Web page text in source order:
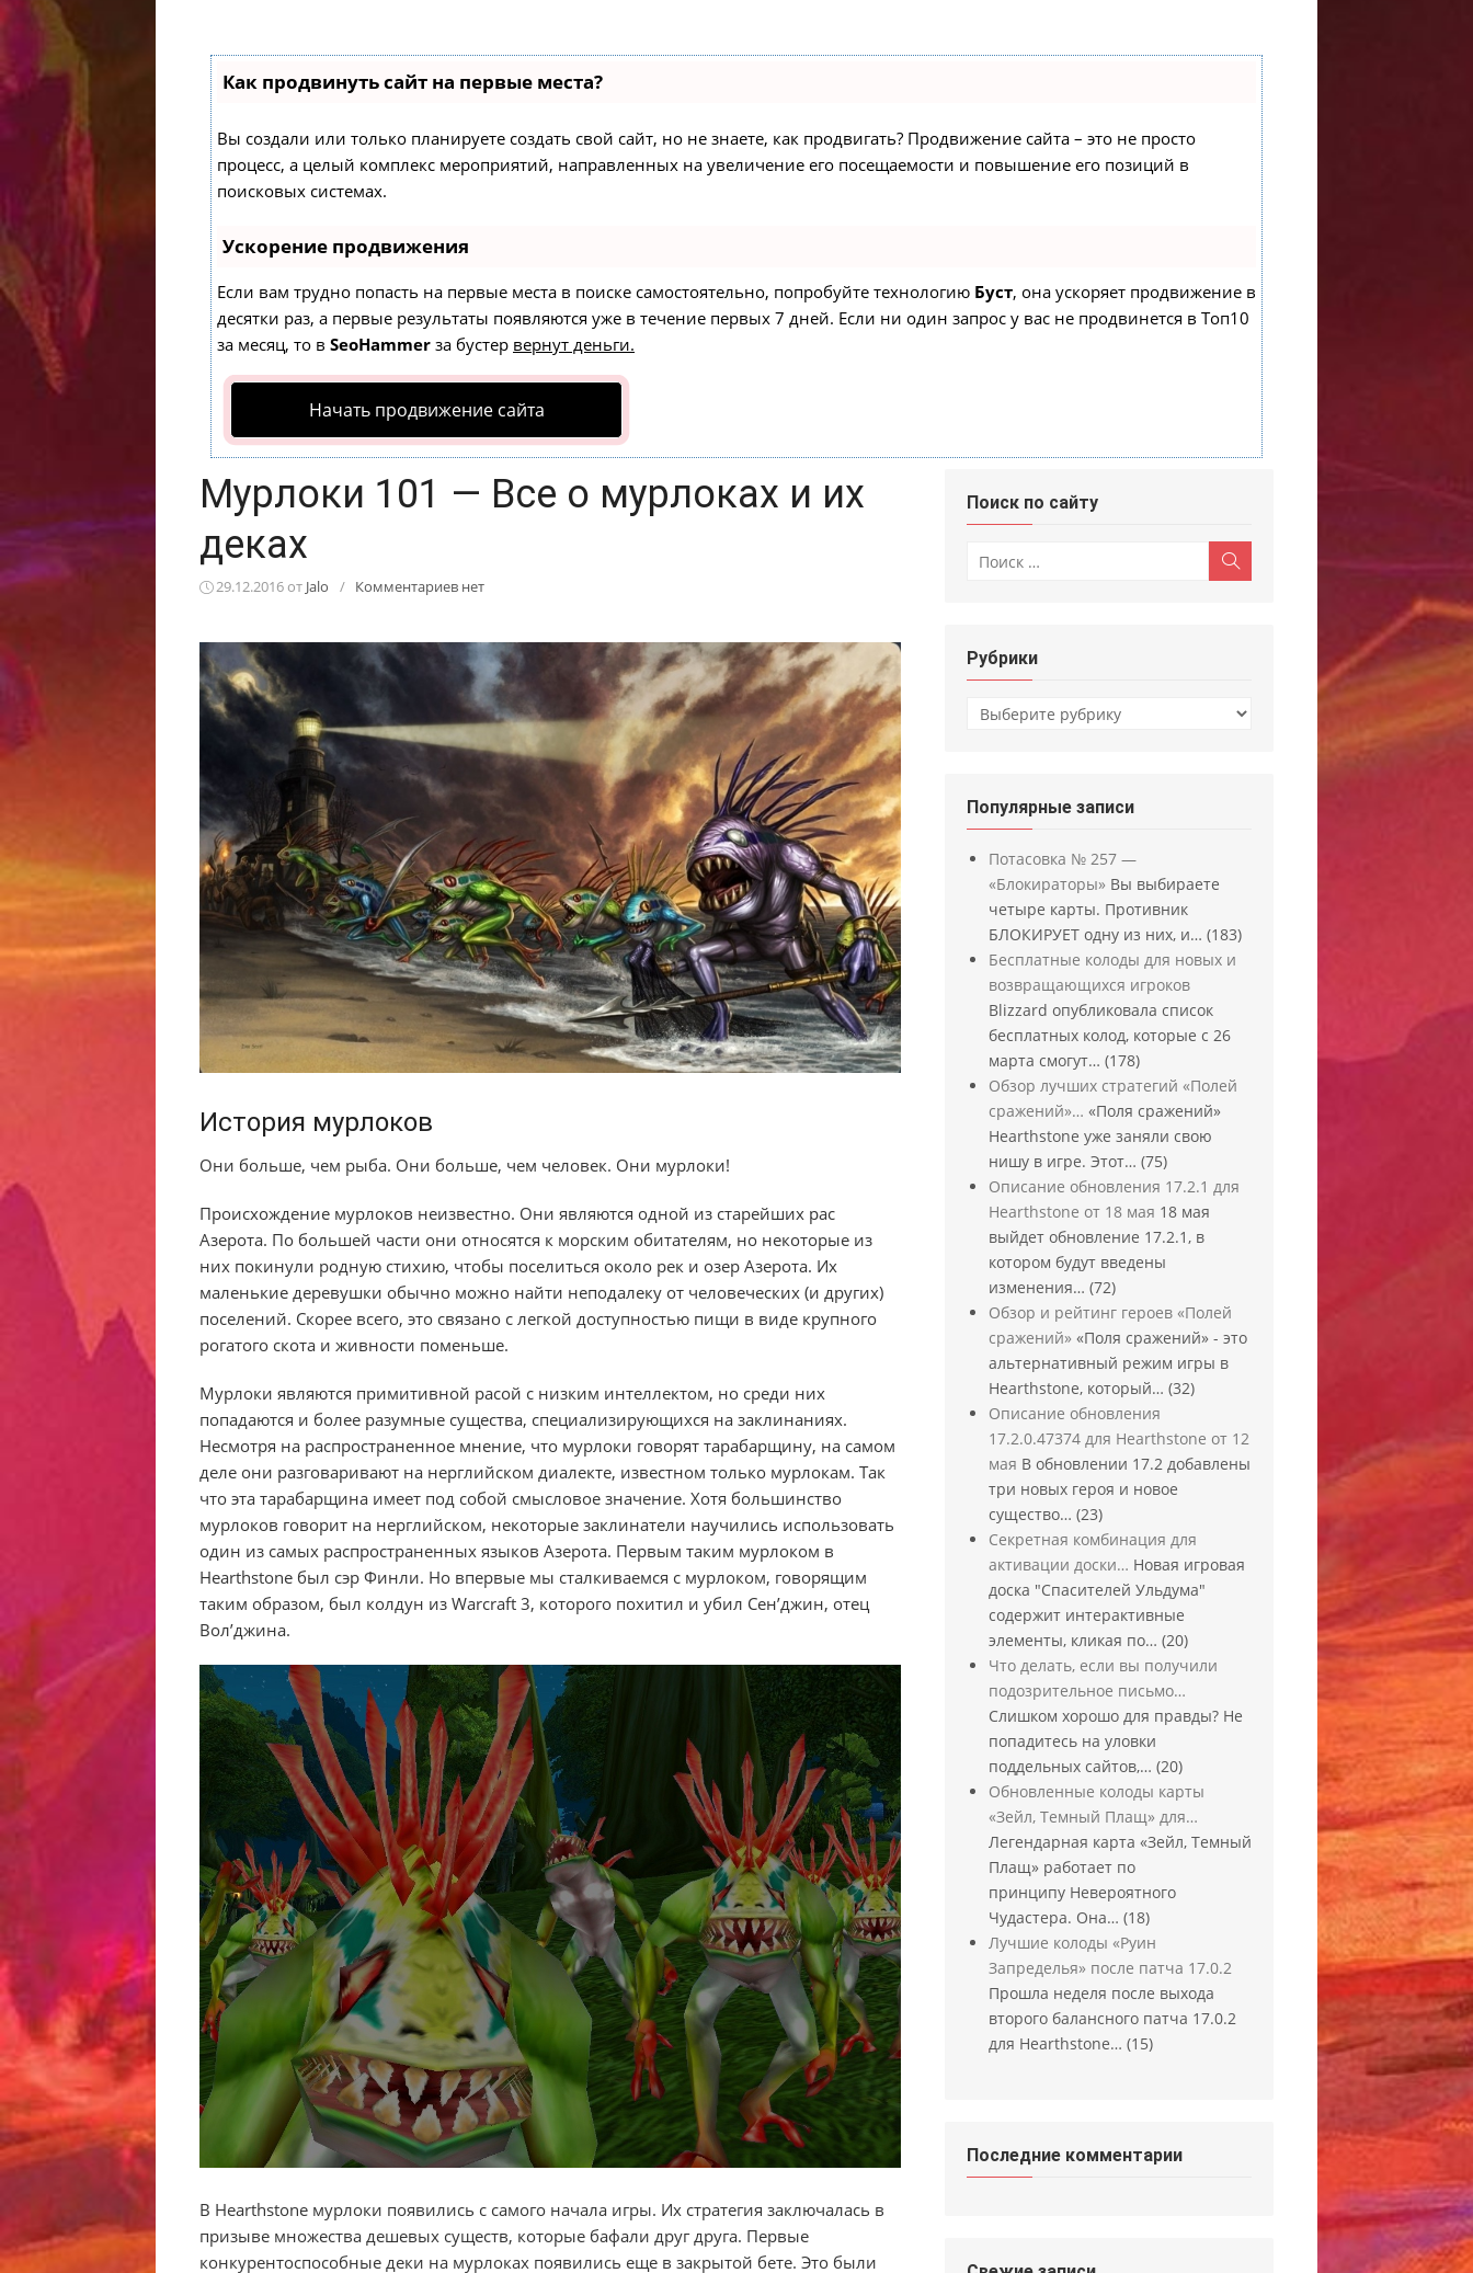
Как продвинуть сайт на первые места?
Вы создали или только планируете создать свой сайт, но не знаете, как продвигать? Продвижение сайта – это не просто
процесс, а целый комплекс мероприятий, направленных на увеличение его посещаемости и повышение его позиций в
поисковых системах.
Ускорение продвижения
Если вам трудно попасть на первые места в поиске самостоятельно, попробуйте технологию Буст, она ускоряет продвижение в
десятки раз, а первые результаты появляются уже в течение первых 7 дней. Если ни один запрос у вас не продвинется в Топ10
за месяц, то в SeoHammer за бустер вернут деньги.
Начать продвижение сайта
Мурлоки 101 — Все о мурлоках и их
деках
29.12.2016от Jalo / Комментариев нет
История мурлоков
Они больше, чем рыба. Они больше, чем человек. Они мурлоки!
Происхождение мурлоков неизвестно. Они являются одной из старейших рас
Азерота. По большей части они относятся к морским обитателям, но некоторые из
них покинули родную стихию, чтобы поселиться около рек и озер Азерота. Их
маленькие деревушки обычно можно найти неподалеку от человеческих (и других)
поселений. Скорее всего, это связано с легкой доступностью пищи в виде крупного
рогатого скота и живности поменьше.
Мурлоки являются примитивной расой с низким интеллектом, но среди них
попадаются и более разумные существа, специализирующихся на заклинаниях.
Несмотря на распространенное мнение, что мурлоки говорят тарабарщину, на самом
деле они разговаривают на нерглийском диалекте, известном только мурлокам. Так
что эта тарабарщина имеет под собой смысловое значение. Хотя большинство
мурлоков говорит на нерглийском, некоторые заклинатели научились использовать
один из самых распространенных языков Азерота. Первым таким мурлоком в
Hearthstone был сэр Финли. Но впервые мы сталкиваемся с мурлоком, говорящим
таким образом, был колдун из Warcraft 3, которого похитил и убил Сен’джин, отец
Вол’джина.
В Hearthstone мурлоки появились с самого начала игры. Их стратегия заключалась в
призыве множества дешевых существ, которые бафали друг друга. Первые
конкурентоспособные деки на мурлоках появились еще в закрытой бете. Это были
Поиск по сайту
Рубрики
Рубрики
Популярные записи
Потасовка № 257 —
«Блокираторы» Вы выбираете
четыре карты. Противник
БЛОКИРУЕТ одну из них, и… (183)
Бесплатные колоды для новых и
возвращающихся игроков
Blizzard опубликовала список
бесплатных колод, которые с 26
марта смогут… (178)
Обзор лучших стратегий «Полей
сражений»… «Поля сражений»
Hearthstone уже заняли свою
нишу в игре. Этот… (75)
Описание обновления 17.2.1 для
Hearthstone от 18 мая 18 мая
выйдет обновление 17.2.1, в
котором будут введены
изменения… (72)
Обзор и рейтинг героев «Полей
сражений» «Поля сражений» - это
альтернативный режим игры в
Hearthstone, который… (32)
Описание обновления
17.2.0.47374 для Hearthstone от 12
мая В обновлении 17.2 добавлены
три новых героя и новое
существо… (23)
Секретная комбинация для
активации доски… Новая игровая
доска "Спасителей Ульдума"
содержит интерактивные
элементы, кликая по… (20)
Что делать, если вы получили
подозрительное письмо…
Слишком хорошо для правды? Не
попадитесь на уловки
поддельных сайтов,… (20)
Обновленные колоды карты
«Зейл, Темный Плащ» для…
Легендарная карта «Зейл, Темный
Плащ» работает по
принципу Невероятного
Чудастера. Она… (18)
Лучшие колоды «Руин
Запределья» после патча 17.0.2
Прошла неделя после выхода
второго балансного патча 17.0.2
для Hearthstone… (15)
Последние комментарии